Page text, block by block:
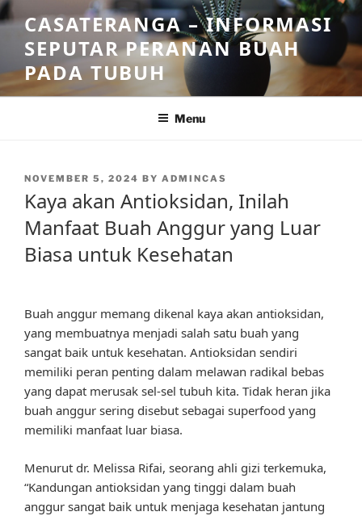
Skip
to
content
CASATERANGA – INFORMASI
SEPUTAR PERANAN BUAH
PADA TUBUH
Menu
POSTED
NOVEMBER 5, 2024 BY ADMINCAS
Kaya akan Antioksidan, Inilah
Manfaat Buah Anggur yang Luar
Biasa untuk Kesehatan
Buah anggur memang dikenal kaya akan antioksidan,
yang membuatnya menjadi salah satu buah yang
sangat baik untuk kesehatan. Antioksidan sendiri
memiliki peran penting dalam melawan radikal bebas
yang dapat merusak sel-sel tubuh kita. Tidak heran jika
buah anggur sering disebut sebagai superfood yang
memiliki manfaat luar biasa.
Menurut dr. Melissa Rifai, seorang ahli gizi terkemuka,
“Kandungan antioksidan yang tinggi dalam buah
anggur sangat baik untuk menjaga kesehatan jantung